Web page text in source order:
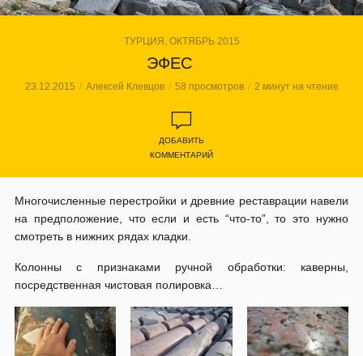
ТУРЦИЯ, ОКТЯБРЬ 2015
ЭФЕС
23.12.2015 Алексей Клевцов 58 просмотров 2 минут на чтение
ДОБАВИТЬ
КОММЕНТАРИЙ
Многочисленные перестройки и древние реставрации навели
на предположение, что если и есть “что-то”, то это нужно
смотреть в нижних рядах кладки.
Колонны с признаками ручной обработки: каверны,
посредственная чистовая полировка…